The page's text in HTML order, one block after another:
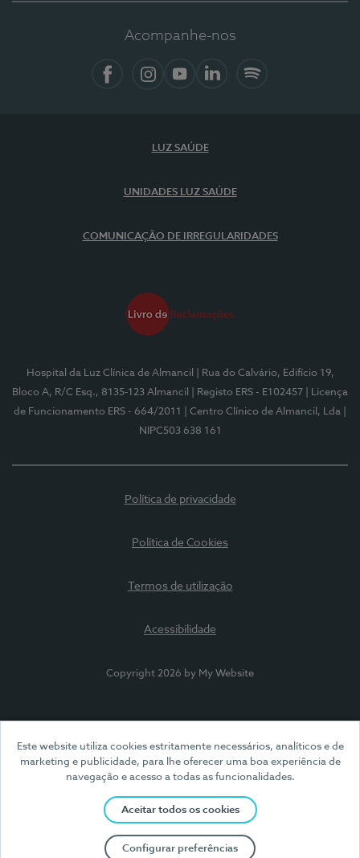
Este website utiliza cookies estritamente necessários, analíticos e de
marketing e publicidade, para lhe oferecer uma boa experiência de
navegação e acesso a todas as funcionalidades.
Aceitar todos os cookies
Configurar preferências
Acompanhe-nos
LUZ SAÚDE
UNIDADES LUZ SAÚDE
COMUNICAÇÃO DE IRREGULARIDADES
Hospital da Luz Clínica de Almancil
| Rua do Calvário, Edifício 19,
Bloco A, R/C Esq., 8135-123 Almancil
| Registo ERS - E102457
| Licença
de Funcionamento ERS - 664/2011
| Centro Clínico de Almancil, Lda
NIPC503 638 161
Política de privacidade
Política de Cookies
Termos de utilização
Acessibilidade
Copyright 2026 by My Website